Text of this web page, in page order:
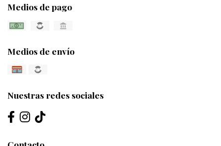
Medios de pago
Medios de envío
Nuestras redes sociales